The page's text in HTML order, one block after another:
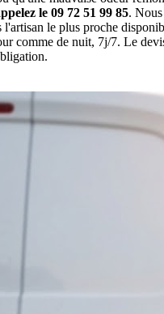
le 09 72 51 99 85.
l'artisan le plus proche
comme de nuit, 7j/7. Le